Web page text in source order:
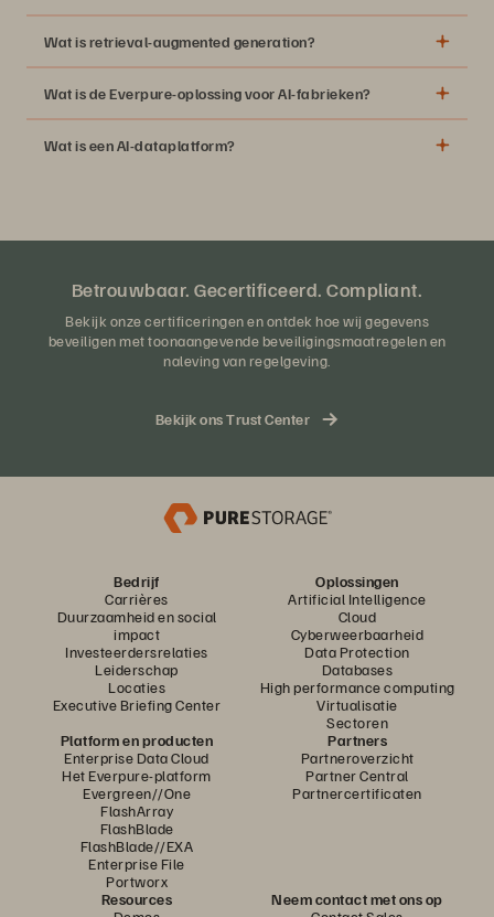
Wat is retrieval-augmented generation?
Wat is de Everpure-oplossing voor AI-fabrieken?
Wat is een AI-dataplatform?
Betrouwbaar. Gecertificeerd. Compliant.
Bekijk onze certificeringen en ontdek hoe wij gegevens
beveiligen met toonaangevende beveiligingsmaatregelen en
naleving van regelgeving.
Bekijk ons Trust Center
Bedrijf
Carrières
Duurzaamheid en social
impact
Investeerdersrelaties
Leiderschap
Locaties
Executive Briefing Center
Oplossingen
Artificial Intelligence
Cloud
Cyberweerbaarheid
Data Protection
Databases
High performance computing
Virtualisatie
Sectoren
Platform en producten
Enterprise Data Cloud
Het Everpure-platform
Evergreen//One
FlashArray
FlashBlade
FlashBlade//EXA
Enterprise File
Portworx
Partners
Partneroverzicht
Partner Central
Partnercertificaten
Resources
Neem contact met ons op